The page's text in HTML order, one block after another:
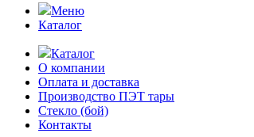
Меню
Каталог
Каталог
О компании
Оплата и доставка
Производство ПЭТ тары
Стекло (бой)
Контакты